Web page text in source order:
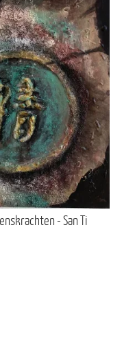
- San Ti